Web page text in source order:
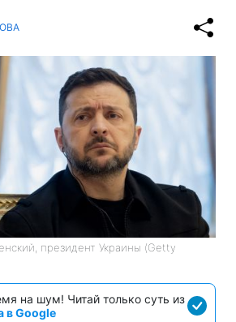
президент Украины (Getty
на шум! Читай только суть из
в Google